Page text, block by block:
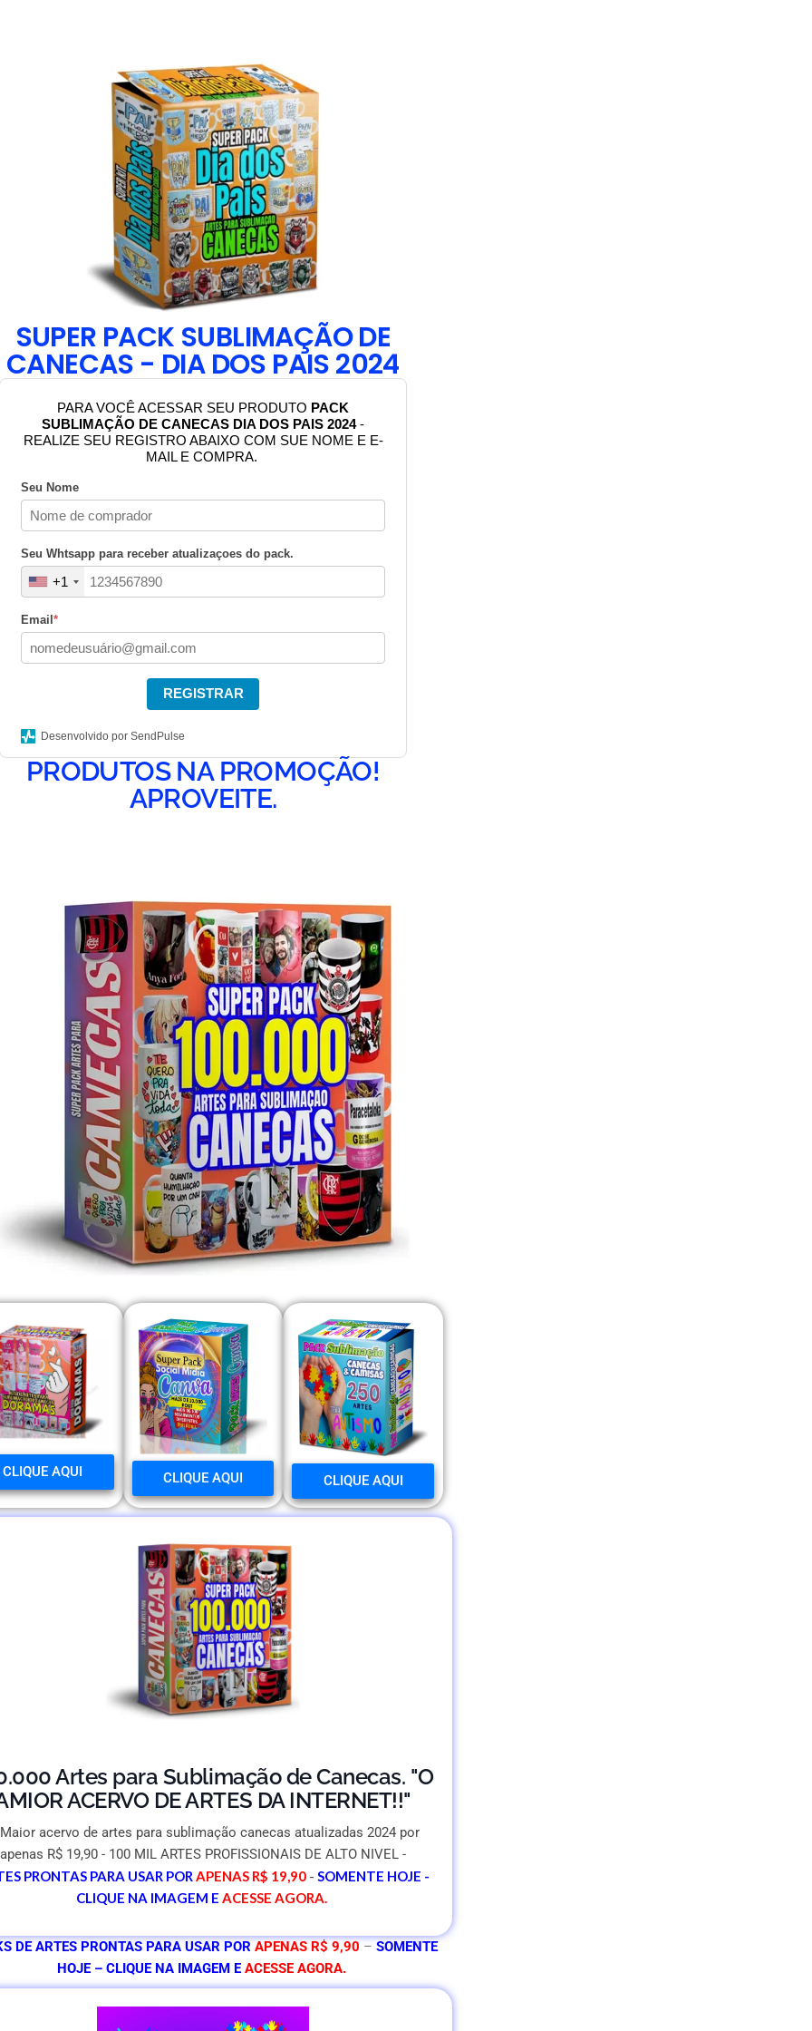
SUPER PACK SUBLIMAÇÃO DE
CANECAS - DIA DOS PAIS 2024
PARA VOCÊ ACESSAR SEU PRODUTO PACK
SUBLIMAÇÃO DE CANECAS DIA DOS PAIS 2024-
REALIZE SEU REGISTRO ABAIXO COM SUE NOME E E-
MAIL E COMPRA.
Seu Nome
Seu Whtsapp para receber atualizaçoes do pack.
+1
Email *
REGISTRAR
Desenvolvido por SendPulse
PRODUTOS NA PROMOÇÃO!
APROVEITE.
CLIQUE AQUI CLIQUE AQUI CLIQUE AQUI
Artes para Sublimação de Canecas. "O
ACERVO DE ARTES DA INTERNET!!"
acervo de artes para sublimação canecas atualizadas 2024 por
apenas R$ 19,90 - 100 MIL ARTES PROFISSIONAIS DE ALTO NIVEL -
PRONTAS PARA USAR POR APENASR$ 19,90- SOMENTE HOJE -
CLIQUE NA IMAGEM E ACESSE AGORA.
DE ARTES PRONTAS PARA USAR POR APENAS R$ 9,90 – SOMENTE
HOJE – CLIQUE NA IMAGEM EACESSEAGORA.